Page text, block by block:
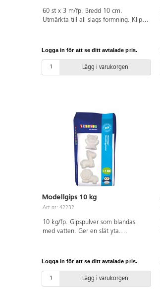
60 st x 3 m/fp. Bredd 10 cm.
Utmärkta till all slags formning. Klipp
mjuka kan olika material användas
styropor, pappfigurer, egentillverkade
former av kartong eller lera. När
Logga in för att se ditt avtalade pris.
Lägg i varukorgen
Modellgips 10 kg
Art.nr: 42232
10 kg/fp. Gipspulver som blandas
med vatten. Ger en slät yta.
Logga in för att se ditt avtalade pris.
Lägg i varukorgen